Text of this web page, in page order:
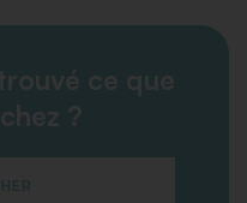
ce que
?